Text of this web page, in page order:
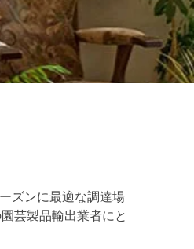
ズンに最適な調達場
芸製品輸出業者にと